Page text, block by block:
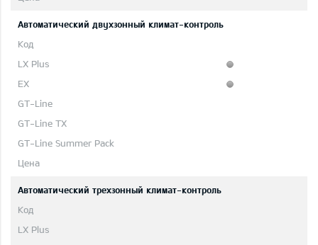
Автоматический двухзонный климат-контроль
Автоматический трехзонный климат-контроль